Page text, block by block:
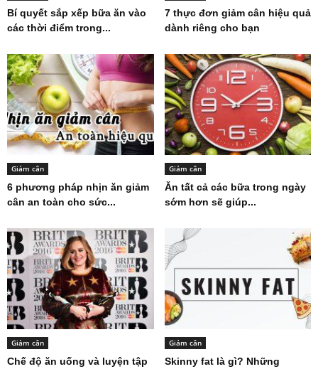
Bí quyết sắp xếp bữa ăn vào
các thời điểm trong...
7 thực đơn giảm cân hiệu quả
dành riêng cho bạn
Giảm cân
6 phương pháp nhịn ăn giảm
cân an toàn cho sức...
Giảm cân
Ăn tất cả các bữa trong ngày
sớm hơn sẽ giúp...
Giảm cân
Chế độ ăn uống và luyện tập
Giảm cân
Skinny fat là gì? Những